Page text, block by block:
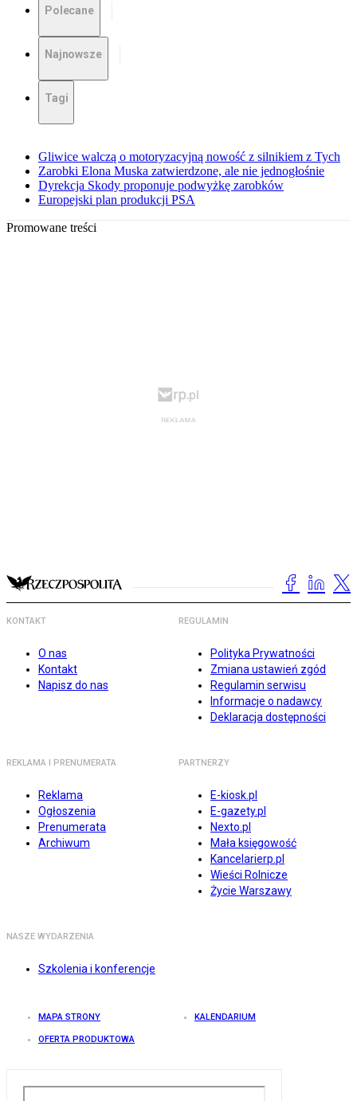
Polecane
Najnowsze
Tagi
Gliwice walczą o motoryzacyjną nowość z silnikiem z Tych
Zarobki Elona Muska zatwierdzone, ale nie jednogłośnie
Dyrekcja Skody proponuje podwyżkę zarobków
Europejski plan produkcji PSA
Promowane treści
KONTAKT
O nas
Kontakt
Napisz do nas
REGULAMIN
Polityka Prywatności
Zmiana ustawień zgód
Regulamin serwisu
Informacje o nadawcy
Deklaracja dostępności
REKLAMA I PRENUMERATA
Reklama
Ogłoszenia
Prenumerata
Archiwum
PARTNERZY
E-kiosk.pl
E-gazety.pl
Nexto.pl
Mała księgowość
Kancelarierp.pl
Wieści Rolnicze
Życie Warszawy
NASZE WYDARZENIA
Szkolenia i konferencje
MAPA STRONY KALENDARIUM
OFERTA PRODUKTOWA